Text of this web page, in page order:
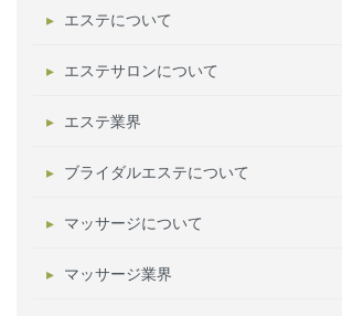
エステについて
エステサロンについて
エステ業界
ブライダルエステについて
マッサージについて
マッサージ業界